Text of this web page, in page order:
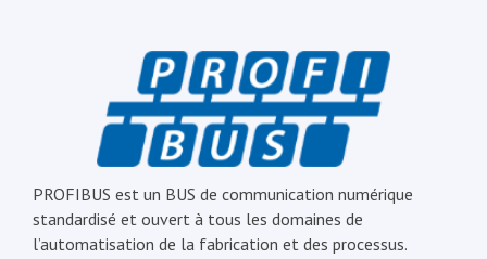
PROFIBUS est un BUS de communication numérique
standardisé et ouvert à tous les domaines de
l’automatisation de la fabrication et des processus.